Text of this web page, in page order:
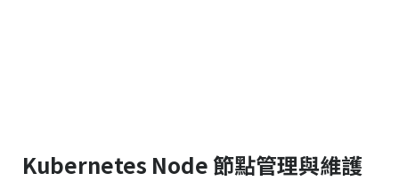
Kubernetes Node 節點管理與維護